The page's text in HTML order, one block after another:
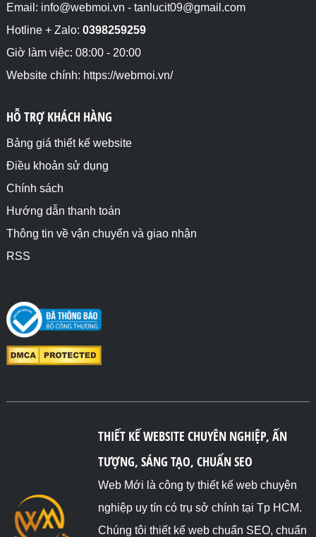
Email: info@webmoi.vn - tanlucit09@gmail.com
Hotline + Zalo: 0398259259
Giờ làm việc: 08:00 - 20:00
Website chính: https://webmoi.vn/
HỖ TRỢ KHÁCH HÀNG
Bảng giá thiết kế website
Điều khoản sử dụng
Chính sách
Hướng dẫn thanh toán
Thông tin về vận chuyển và giao nhận
RSS
THIẾT KẾ WEBSITE CHUYÊN NGHIỆP, ẤN
TƯỢNG, SÁNG TẠO, CHUẨN SEO
Web Mới là công ty thiết kế web chuyên
nghiệp uy tín có trụ sở chính tại Tp HCM.
Chúng tôi thiết kế web chuẩn SEO, chuẩn